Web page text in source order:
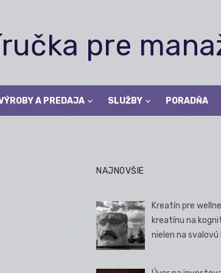
pre
A PREDAJA SLUŽBY PORADŇA
NAJNOVŠIE
Kreatín pre
kreatínu na
nielen na